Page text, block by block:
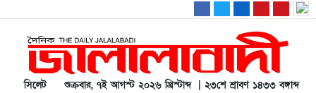
সিলেট শুক্রবার, ৭ই আগস্ট ২০২৬ খ্রিস্টাব্দ | ২৩শে শ্রাবণ ১৪৩৩ বঙ্গাব্দ